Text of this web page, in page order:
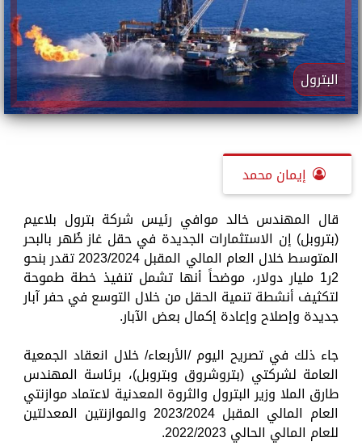
البترول
إيمان محمد
قال المهندس خالد موافي رئيس شركة بترول بلاعيم
(بتروبل) إن الاستثمارات الجديدة في حقل غاز ظُهر بالبحر
المتوسط خلال العام المالي المقبل 2023/2024 تقدر بنحو
2ر1 مليار دولار، موضحاً أنها تشمل تنفيذ خطة طموحة
لتكثيف أنشطة تنمية الحقل من خلال التوسع في حفر آبار
جديدة وإصلاح وإعادة إكمال بعض الآبار.
جاء ذلك في تصريح اليوم /الأربعاء/ خلال انعقاد الجمعية
العامة لشركتي (بتروشروق وبتروبل)، برئاسة المهندس
طارق الملا وزير البترول والثروة المعدنية لاعتماد موازنتي
العام المالي المقبل 2023/2024 والموازنتين المعدلتين
للعام المالي الحالي 2022/2023.